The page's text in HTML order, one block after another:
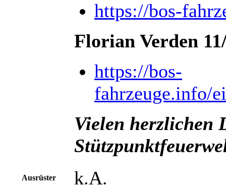
https://bos-
Florian Verden
https://bos-
fahrzeuge.info/
Vielen herzlichen
Ausrüster
k.A.